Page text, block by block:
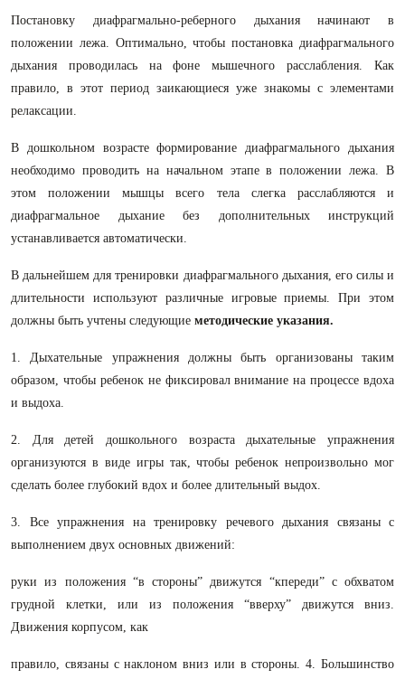
Постановку диафрагмально-реберного дыхания начинают в
положении лежа. Оптимально, чтобы постановка диафрагмального
дыхания проводилась на фоне мышечного расслабления. Как
правило, в этот период заикающиеся уже знакомы с элементами
релаксации.
В дошкольном возрасте формирование диафрагмального дыхания
необходимо проводить на начальном этапе в положении лежа. В
этом положении мышцы всего тела слегка расслабляются и
диафрагмальное дыхание без дополнительных инструкций
устанавливается автоматически.
В дальнейшем для тренировки диафрагмального дыхания, его силы и
длительности используют различные игровые приемы. При этом
должны быть учтены следующие методические указания.
1. Дыхательные упражнения должны быть организованы таким
образом, чтобы ребенок не фиксировал внимание на процессе вдоха
и выдоха.
2. Для детей дошкольного возраста дыхательные упражнения
организуются в виде игры так, чтобы ребенок непроизвольно мог
сделать более глубокий вдох и более длительный выдох.
3. Все упражнения на тренировку речевого дыхания связаны с
выполнением двух основных движений:
руки из положения “в стороны” движутся “кпереди” с обхватом
грудной клетки, или из положения “вверху” движутся вниз.
Движения корпусом, как
правило, связаны с наклоном вниз или в стороны. 4. Большинство